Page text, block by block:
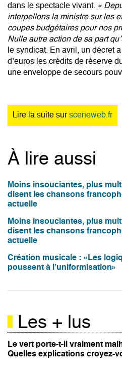
dans le spectacle vivant. «
interpellons la ministre sur les
coupes budgétaires pour nos
Nulle autre action de sa part
le syndicat. En avril, un décret
d’euros les crédits de réserve
une enveloppe de secours
Lire la suite sursceneweb.fr
À lire aussi
Moins insouciantes, plus
disent les chansons
actuelle
Moins insouciantes, plus
disent les chansons
actuelle
Création musicale : «Les
poussent à l’uniformisation»
Les + lus
Le vert porte-t-il vraiment
Quelles explications croyez-